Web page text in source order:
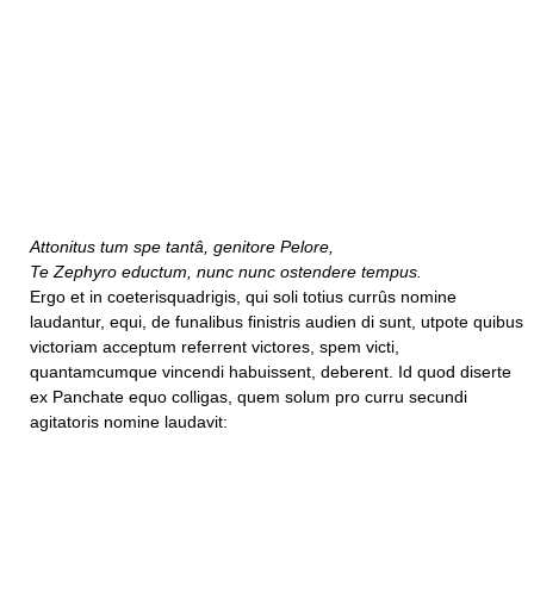
Attonitus tum spe tantâ, genitore Pelore,
Te Zephyro eductum, nunc nunc ostendere tempus.
Ergo et in coeterisquadrigis, qui soli totius currûs nomine
laudantur, equi, de funalibus finistris audien di sunt, utpote quibus
victoriam acceptum referrent victores, spem victi,
quantamcumque vincendi habuissent, deberent. Id quod diserte
ex Panchate equo colligas, quem solum pro curru secundi
agitatoris nomine laudavit: